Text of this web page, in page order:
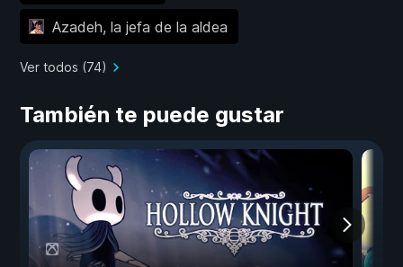
Azadeh, la jefa de la aldea
Ver todos (74)
También te puede gustar